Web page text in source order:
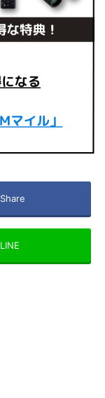
Share
LINE